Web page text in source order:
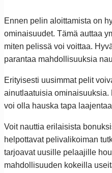
Ennen pelin aloittamista on
ominaisuudet. Tämä auttaa
miten pelissä voi voittaa.
parantaa mahdollisuuksia
Erityisesti uusimmat pelit
ainutlaatuisia
voi olla hauska tapa
Voit nauttia erilaisista
helpottavat pelivalikoiman
tarjoavat uusille pelaajille
mahdollisuuden kokeilla